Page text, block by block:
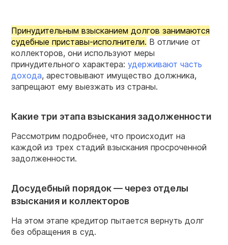
Принудительным взысканием долгов занимаются
судебные приставы-исполнители. В отличие от
коллекторов, они используют меры
принудительного характера: удерживают часть
дохода, арестовывают имущество должника,
запрещают ему выезжать из страны.
Какие три этапа взыскания задолженности
Рассмотрим подробнее, что происходит на
каждой из трех стадий взыскания просроченной
задолженности.
Досудебный порядок — через отделы
взыскания и коллекторов
На этом этапе кредитор пытается вернуть долг
без обращения в суд.